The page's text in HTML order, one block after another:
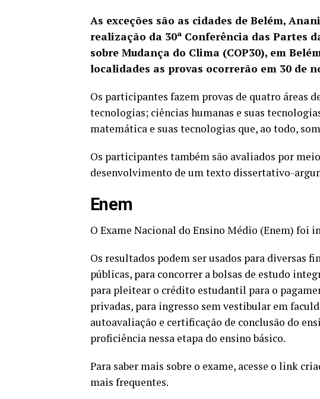
As exceções são as cidades de Belém,
realização da 30ª Conferência das Partes
sobre Mudança do Clima (COP30), em
localidades as provas ocorrerão em 30 de
Os participantes fazem provas de quatro áreas
tecnologias; ciências humanas e suas
matemática e suas tecnologias que, ao todo,
Os participantes também são avaliados por
desenvolvimento de um texto dissertativo-
Enem
O Exame Nacional do Ensino Médio (Enem) foi
Os resultados podem ser usados para diversas
públicas, para concorrer a bolsas de estudo
para pleitear o crédito estudantil para o
privadas, para ingresso sem vestibular em
autoavaliação e certificação de conclusão do
proficiência nessa etapa do ensino básico.
Para saber mais sobre o exame, acesse o link
mais frequentes.